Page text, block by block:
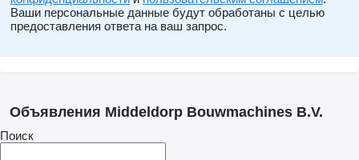
Ваши персональные данные будут обработаны с целью
предоставления ответа на ваш запрос.
Объявления Middeldorp Bouwmachines B.V.
Поиск